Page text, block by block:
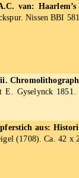
van:
Nissen BBI
E. Gyselynck
aus:
(1708). Ca. 42 x